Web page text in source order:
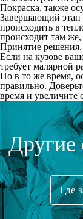
Покраска, также
Завершающий этап
происходить в
происходит там же,
Принятие решения.
Если на кузове
требует малярной
Но в то же время,
правильно.
время и увеличите
Другие
Где